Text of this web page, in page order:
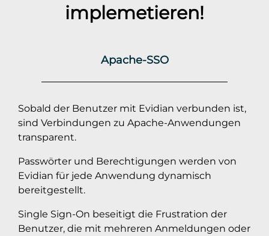
implemetieren!
Apache-SSO
Sobald der Benutzer mit Evidian verbunden ist,
sind Verbindungen zu Apache-Anwendungen
transparent.
Passwörter und Berechtigungen werden von
Evidian für jede Anwendung dynamisch
bereitgestellt.
Single Sign-On beseitigt die Frustration der
Benutzer, die mit mehreren Anmeldungen oder